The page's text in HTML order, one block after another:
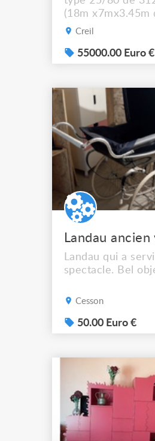
(18m x7mx3.45m
assises en
amovibles grises.
complémentaires
2x148 places.
14 racks de
Gradins achetés
peu utilisé. Etat
Valeur ach...
Creil
55000.00 Euro €
Landau qui a
spectacle. Bel
Cesson
50.00 Euro €